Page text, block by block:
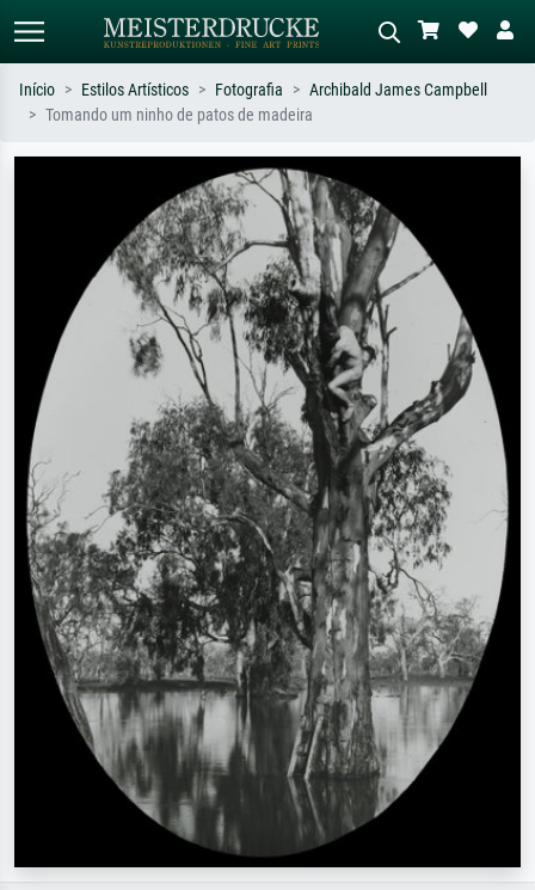
Pesquise por artista, título ou estilo –
ex: Monet, Noite Estrelada,
impressionismo, onda de Hokusai, nu.
Descreva a cena – ex: prado verde,
abstrato com muito vermelho, pintura
a óleo escura, nu em pé ao lado de
uma árvore.
Início Estilos Artísticos Fotografia
Archibald James Campbell
Tomando um ninho de patos de madeira